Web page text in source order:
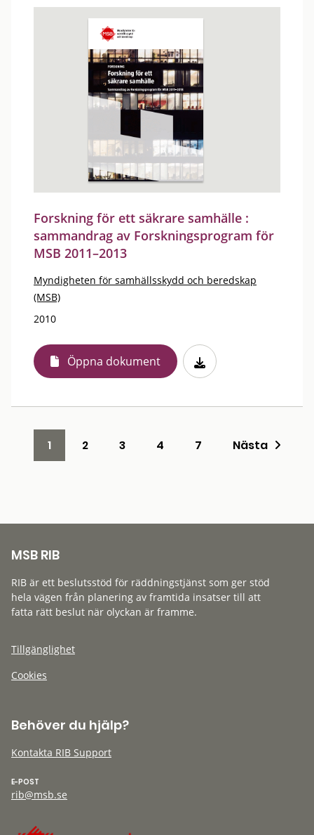
Forskning för ett säkrare samhälle :
sammandrag av Forskningsprogram för
MSB 2011–2013
Myndigheten för samhällsskydd och beredskap
(MSB)
2010
Öppna dokument
1 2 3 4 7 Nästa
MSB RIB
RIB är ett beslutsstöd för räddningstjänst som ger stöd
hela vägen från planering av framtida insatser till att
fatta rätt beslut när olyckan är framme.
Tillgänglighet
Cookies
Behöver du hjälp?
Kontakta RIB Support
E-POST
rib@msb.se